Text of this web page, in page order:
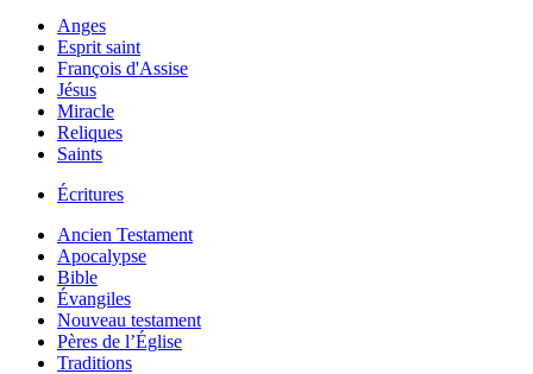
Anges
Esprit saint
François d'Assise
Jésus
Miracle
Reliques
Saints
Écritures
Ancien Testament
Apocalypse
Bible
Évangiles
Nouveau testament
Pères de l’Église
Traditions